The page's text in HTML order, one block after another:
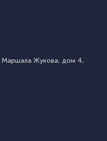
Маршала Жукова, дом 4,